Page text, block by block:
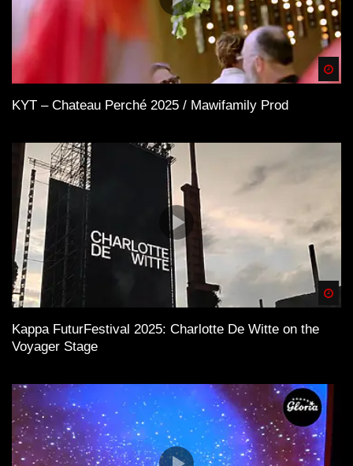
KYT – Chateau Perché 2025 / Mawifamily Prod
Kappa FuturFestival 2025: Charlotte De Witte on the
Voyager Stage